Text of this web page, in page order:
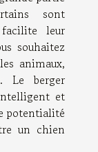
sont
leur
souhaitez
animaux,
. Le berger
et
potentialité
un chien